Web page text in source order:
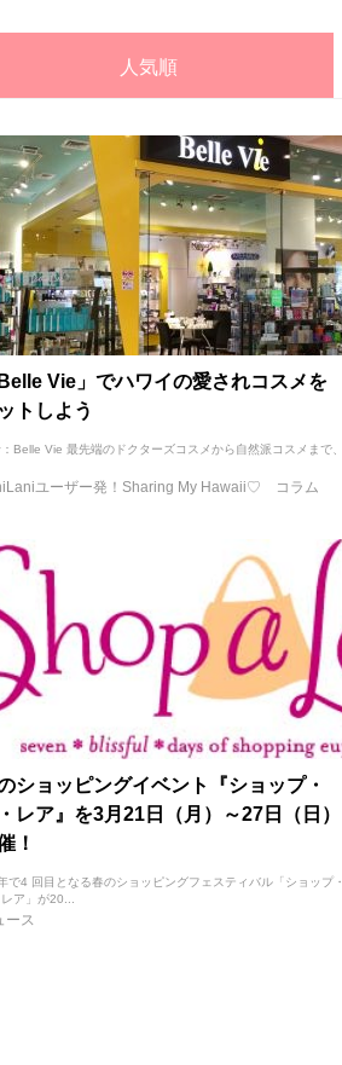
人気順
Belle Vie」でハワイの愛されコスメを
トしよう
Belle Vie 最先端のドクターズコスメから自然派コスメまで、
ユーザー発！Sharing My Hawaii♡ コラム
ショッピングイベント『ショップ・
レア』を3月21日（月）～27日（日）
！
で4 回目となる春のショッピングフェスティバル「ショップ・
ア」が20...
ース